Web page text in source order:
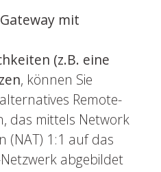
mit
(z.B. eine
, können Sie
Remote-
das mittels Network
(NAT) 1:1 auf das
abgebildet